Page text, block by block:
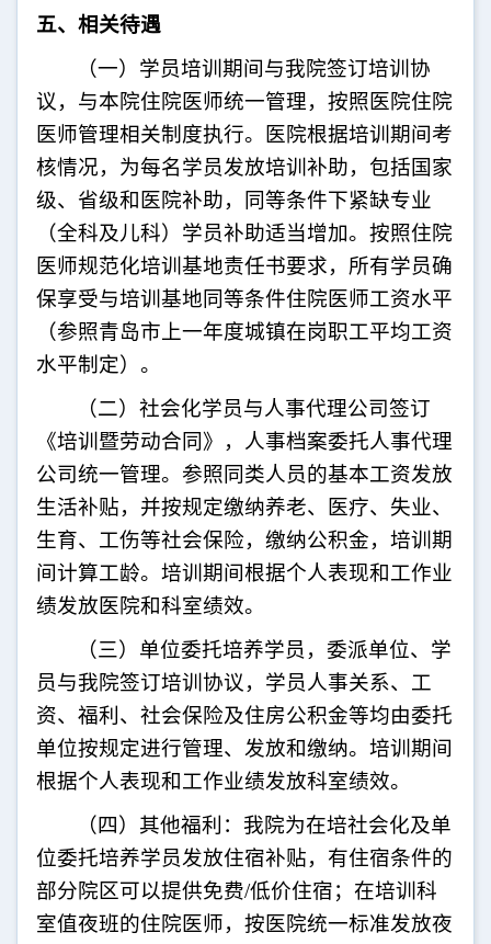
五、相关待遇
（一）学员培训期间与我院签订培训协
议，与本院住院医师统一管理，按照医院住院
医师管理相关制度执行。医院根据培训期间考
核情况，为每名学员发放培训补助，包括国家
级、省级和医院补助，同等条件下紧缺专业
（全科及儿科）学员补助适当增加。按照住院
医师规范化培训基地责任书要求，所有学员确
保享受与培训基地同等条件住院医师工资水平
（参照青岛市上一年度城镇在岗职工平均工资
水平制定）。
（二）社会化学员与人事代理公司签订
《培训暨劳动合同》，人事档案委托人事代理
公司统一管理。参照同类人员的基本工资发放
生活补贴，并按规定缴纳养老、医疗、失业、
生育、工伤等社会保险，缴纳公积金，培训期
间计算工龄。培训期间根据个人表现和工作业
绩发放医院和科室绩效。
（三）单位委托培养学员，委派单位、学
员与我院签订培训协议，学员人事关系、工
资、福利、社会保险及住房公积金等均由委托
单位按规定进行管理、发放和缴纳。培训期间
根据个人表现和工作业绩发放科室绩效。
（四）其他福利：我院为在培社会化及单
位委托培养学员发放住宿补贴，有住宿条件的
部分院区可以提供免费/低价住宿；在培训科
室值夜班的住院医师，按医院统一标准发放夜